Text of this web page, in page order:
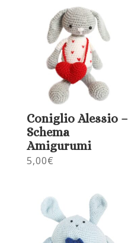
Coniglio Alessio –
Schema
Amigurumi
5,00€